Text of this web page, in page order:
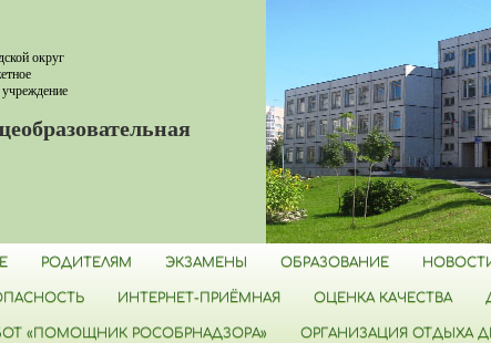
округ
РОДИТЕЛЯМ ЭКЗАМЕНЫ ОБРАЗОВАНИЕ
ИНТЕРНЕТ-ПРИЁМНАЯ ОЦЕНКА КАЧЕСТВА
«ПОМОЩНИК РОСОБРНАДЗОРА» ОРГАНИЗАЦИЯ ОТДЫХА